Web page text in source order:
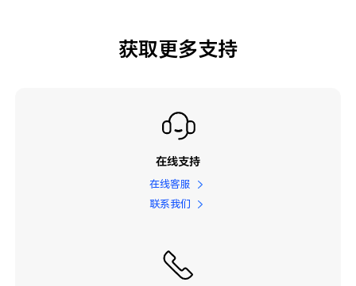
获取更多支持
在线支持
在线客服
联系我们